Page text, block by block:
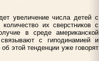
увеличение числа детей с
их сверстников с
в среде американской
с гиподинамией и
этой тенденции уже говорят